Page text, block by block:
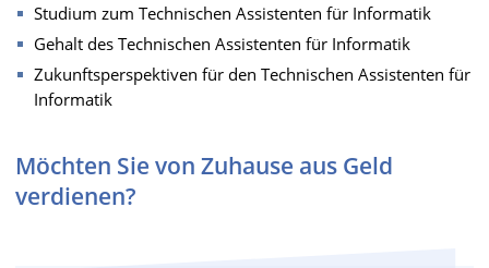
Studium zum Technischen Assistenten für Informatik
Gehalt des Technischen Assistenten für Informatik
Zukunftsperspektiven für den Technischen Assistenten für
Informatik
Möchten Sie von Zuhause aus Geld
verdienen?